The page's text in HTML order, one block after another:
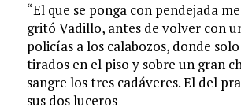
“El que se ponga con pendejada
gritó Vadillo, antes de volver con
policías a los calabozos, donde
tirados en el piso y sobre un gran
sangre los tres cadáveres. El del
sus dos luceros-